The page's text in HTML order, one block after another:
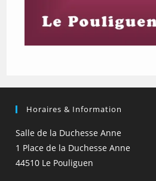
Horaires & Information
Salle de la Duchesse Anne
1 Place de la Duchesse Anne
44510 Le Pouliguen